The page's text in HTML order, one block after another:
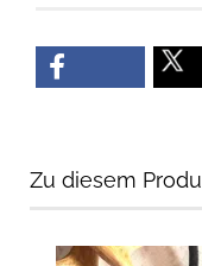
Zu diesem